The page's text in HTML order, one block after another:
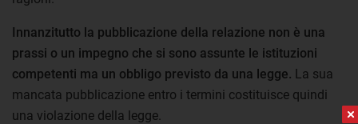
Innanzitutto la pubblicazione della relazione non è una
prassi o un impegno che si sono assunte le istituzioni
competenti ma un obbligo previsto da una legge. La sua
mancata pubblicazione entro i termini costituisce quindi
una violazione della legge.